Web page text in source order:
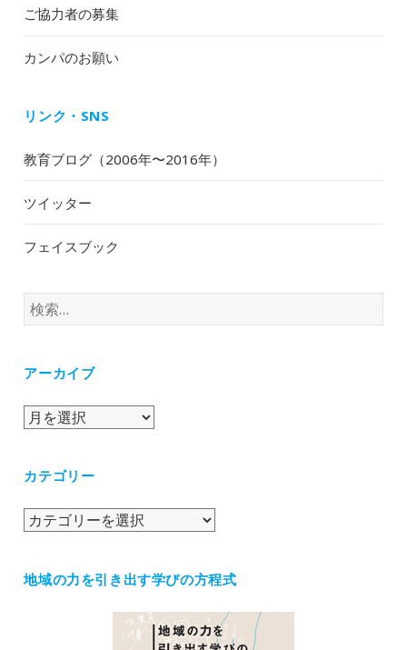
ご協力者の募集
カンパのお願い
リンク・SNS
教育ブログ（2006年〜2016年）
ツイッター
フェイスブック
検
索:
アーカイブ
ア
イ
カテゴリー
カ
リ
地域の力を引き出す学びの方程式